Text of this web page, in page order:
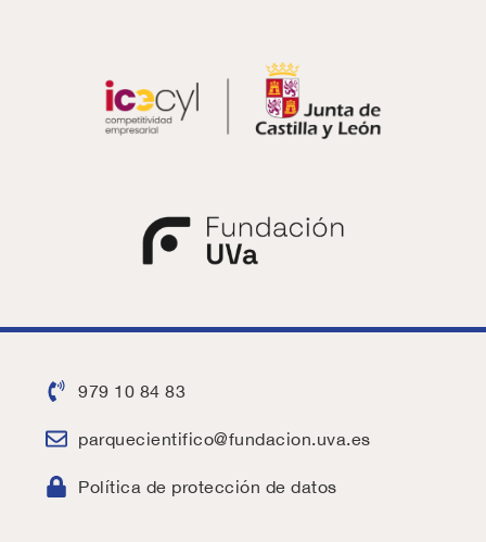
979 10 84 83
parquecientifico@fundacion.uva.es
Política de protección de datos